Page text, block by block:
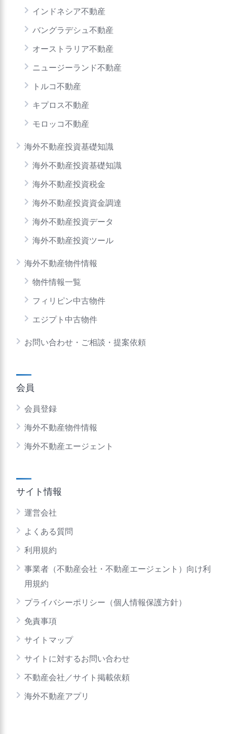
インドネシア不動産
バングラデシュ不動産
オーストラリア不動産
ニュージーランド不動産
トルコ不動産
キプロス不動産
モロッコ不動産
海外不動産投資基礎知識
海外不動産投資基礎知識
海外不動産投資税金
海外不動産投資資金調達
海外不動産投資データ
海外不動産投資ツール
海外不動産物件情報
物件情報一覧
フィリピン中古物件
エジプト中古物件
お問い合わせ・ご相談・提案依頼
会員
会員登録
海外不動産物件情報
海外不動産エージェント
サイト情報
運営会社
よくある質問
利用規約
事業者（不動産会社・不動産エージェント）向け利
用規約
プライバシーポリシー（個人情報保護方針）
免責事項
サイトマップ
サイトに対するお問い合わせ
不動産会社／サイト掲載依頼
海外不動産アプリ